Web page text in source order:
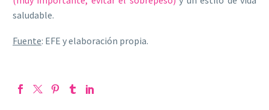
saludable.
Fuente: EFE y elaboración propia.